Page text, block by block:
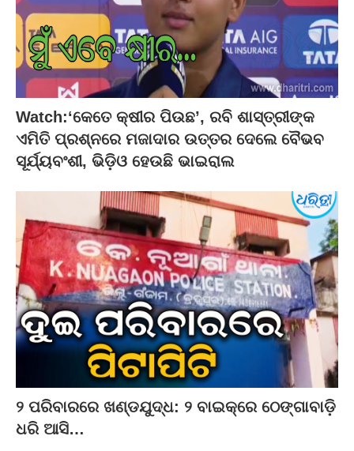
Watch:‘କେତେ କ୍ଷୀର ପିଉଛ’, ରବି ଶାସ୍ତ୍ରୀଙ୍କ
ଏମିତି ପ୍ରଶ୍ନରେ ମଜାଦାର ଉତ୍ତର ଦେଲେ ବୈଭବ
ସୂର୍ଯ୍ୟବଂଶୀ, ଭିଡ଼ିଓ ହେଉଛି ଭାଇରାଲ
୨ ପରିବାରରେ ଖଣ୍ଡଯୁଦ୍ଧ: ୨ ବାଇକ୍‌ରେ ଠେଙ୍ଗାବାଡ଼ି
ଧରି ଆସି…